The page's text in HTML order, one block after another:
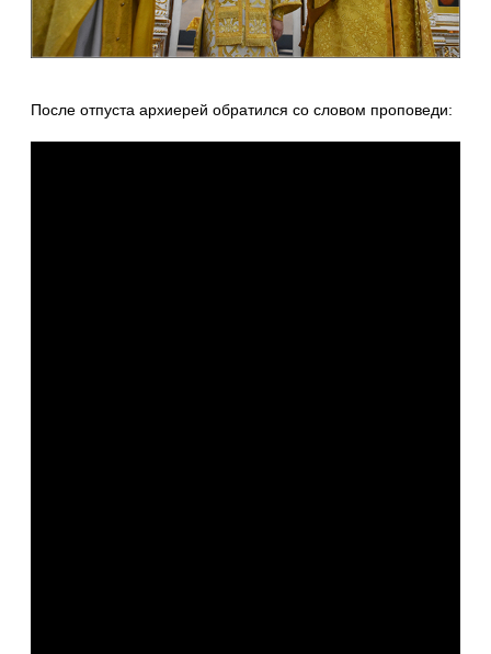
После отпуста архиерей обратился со словом проповеди: